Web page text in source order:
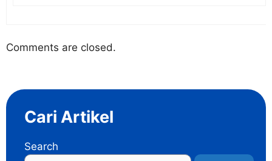
Comments are closed.
Cari Artikel
Search